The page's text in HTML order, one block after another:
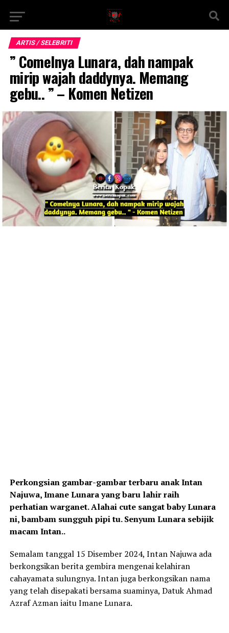
ARTIS / SELEBRITI
” Comelnya Lunara, dah nampak
mirip wajah daddynya. Memang
gebu.. ” – Komen Netizen
Perkongsian gambar-gambar terbaru anak Intan
Najuwa, Imane Lunara yang baru lahir raih
perhatian warganet. Alahai cute sangat baby Lunara
ni, bambam sungguh pipi tu. Senyum Lunara sebijik
macam Intan..
Semalam tanggal 15 Disember 2024, Intan Najuwa ada
berkongsikan berita gembira mengenai kelahiran
cahayamata sulungnya. Intan juga berkongsikan nama
yang telah disepakati bersama suaminya, Datuk Ahmad
Azraf Azman iaitu Imane Lunara.